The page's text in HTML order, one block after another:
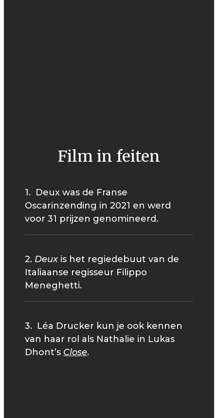
Film in feiten
1. Deux was de Franse
Oscarinzending in 2021 en werd
voor 31 prijzen genomineerd.
2. Deuxis het regiedebuut van de
Italiaanse regisseur Filippo
Meneghetti.
3. Léa Drucker kun je ook kennen
van haar rol als Nathalie in Lukas
Dhont’s Close.